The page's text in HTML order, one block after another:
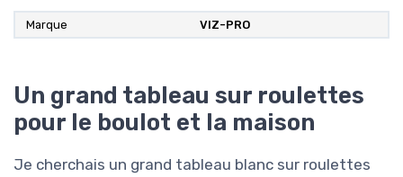
Marque VIZ-PRO
Un grand tableau sur roulettes
pour le boulot et la maison
Je cherchais un grand tableau blanc sur roulettes